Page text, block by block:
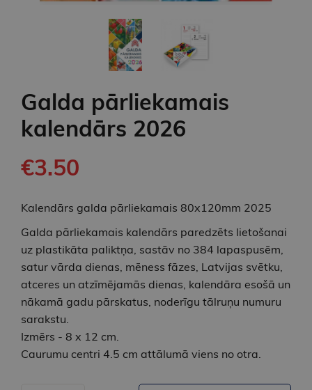
Galda pārliekamais
kalendārs 2026
€3.50
Kalendārs galda pārliekamais 80x120mm 2025
Galda pārliekamais kalendārs paredzēts lietošanai
uz plastikāta paliktņa, sastāv no 384 lapaspusēm,
satur vārda dienas, mēness fāzes, Latvijas svētku,
atceres un atzīmējamās dienas, kalendāra esošā un
nākamā gadu pārskatus, noderīgu tālruņu numuru
sarakstu.
Izmērs - 8 x 12 cm.
Caurumu centri 4.5 cm attālumā viens no otra.